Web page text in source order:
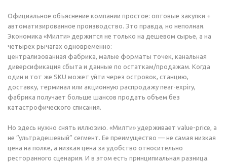
Официальное объяснение компании простое: оптовые закупки +
автоматизированное производство. Это правда, но неполная.
Экономика «Милти» держится не только на дешевом сырье, а на
четырех рычагах одновременно:
централизованная фабрика, малые форматы точек, канальная
диверсификация сбыта и данные по остаткам/продажам. Когда
один и тот же SKU может уйти через островок, станцию,
доставку, терминал или акционную распродажу near-expiry,
фабрика получает больше шансов продать объем без
катастрофического списания.
Но здесь нужно снять иллюзию. «Милти» удерживает value-price, а
не “ультрадешевый” сегмент. Ее преимущество — не самая низкая
цена на полке, а низкая цена за удобство относительно
ресторанного сценария. И в этом есть принципиальная разница.